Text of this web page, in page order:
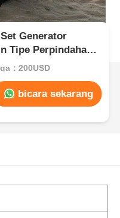
Generator
Tipe Perpindahan
Operasi
：200USD
bicara sekarang